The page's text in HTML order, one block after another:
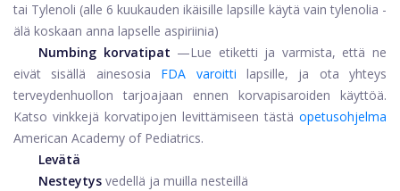
tai Tylenoli (alle 6 kuukauden ikäisille lapsille käytä vain tylenolia -
älä koskaan anna lapselle aspiriinia)
Numbing korvatipat —Lue etiketti ja varmista, että ne
eivät sisällä ainesosia
FDA varoitti
lapsille, ja ota yhteys
terveydenhuollon tarjoajaan ennen korvapisaroiden käyttöä.
Katso vinkkejä korvatipojen levittämiseen tästä opetusohjelma
American Academy of Pediatrics.
Levätä
Nesteytys vedellä ja muilla nesteillä